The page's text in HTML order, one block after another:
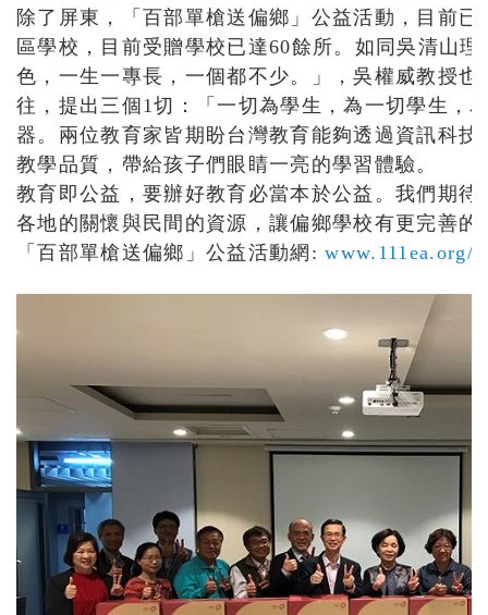
除了屏東，「百部單槍送偏鄉」公益活動，目前
區學校，目前受贈學校已達60餘所。如同吳清山
色，一生一專長，一個都不少。」，吳權威教授
往，提出三個1切：「一切為學生，為一切學生，
器。兩位教育家皆期盼台灣教育能夠透過資訊科
教學品質，帶給孩子們眼睛一亮的學習體驗。
教育即公益，要辦好教育必當本於公益。我們期
各地的關懷與民間的資源，讓偏鄉學校有更完善
「百部單槍送偏鄉」公益活動網:www.111ea.org/